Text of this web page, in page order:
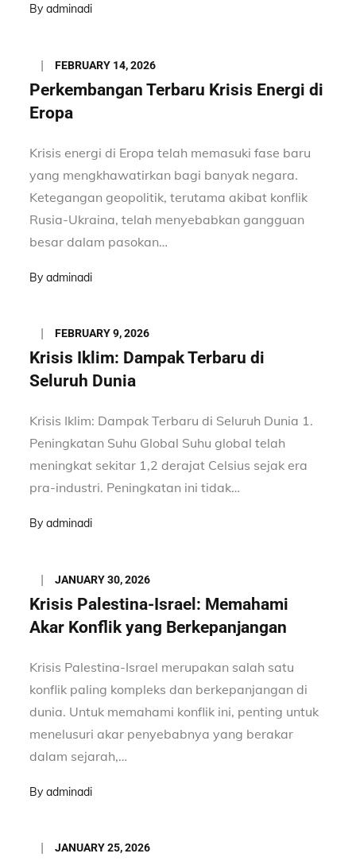
Byadminadi
Posted
on
FEBRUARY 14, 2026
Perkembangan Terbaru Krisis Energi di
Eropa
Krisis energi di Eropa telah memasuki fase baru
yang mengkhawatirkan bagi banyak negara.
Ketegangan geopolitik, terutama akibat konflik
Rusia-Ukraina, telah menyebabkan gangguan
besar dalam pasokan…
Byadminadi
Posted
on
FEBRUARY 9, 2026
Krisis Iklim: Dampak Terbaru di
Seluruh Dunia
Krisis Iklim: Dampak Terbaru di Seluruh Dunia 1.
Peningkatan Suhu Global Suhu global telah
meningkat sekitar 1,2 derajat Celsius sejak era
pra-industri. Peningkatan ini tidak…
Byadminadi
Posted
on
JANUARY 30, 2026
Krisis Palestina-Israel: Memahami
Akar Konflik yang Berkepanjangan
Krisis Palestina-Israel merupakan salah satu
konflik paling kompleks dan berkepanjangan di
dunia. Untuk memahami konflik ini, penting untuk
menelusuri akar penyebabnya yang berakar
dalam sejarah,…
Byadminadi
Posted
JANUARY 25, 2026